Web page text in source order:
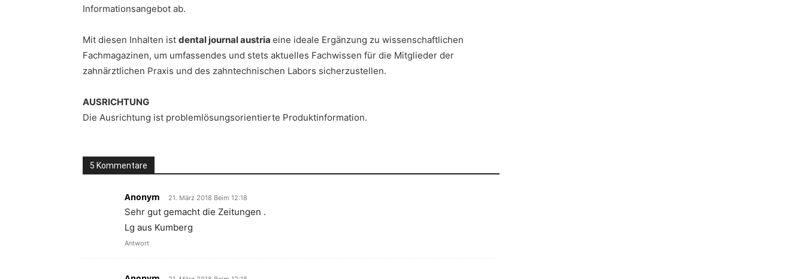
Informationsangebot ab.
Mit diesen Inhalten ist dental journal austria eine ideale Ergänzung zu wissenschaftlichen
Fachmagazinen, um umfassendes und stets aktuelles Fachwissen für die Mitglieder der
zahnärztlichen Praxis und des zahntechnischen Labors sicherzustellen.
AUSRICHTUNG
Die Ausrichtung ist problemlösungsorientierte Produktinformation.
5 Kommentare
Anonym 21. März 2018 Beim 12:18
Sehr gut gemacht die Zeitungen .
Lg aus Kumberg
Antwort